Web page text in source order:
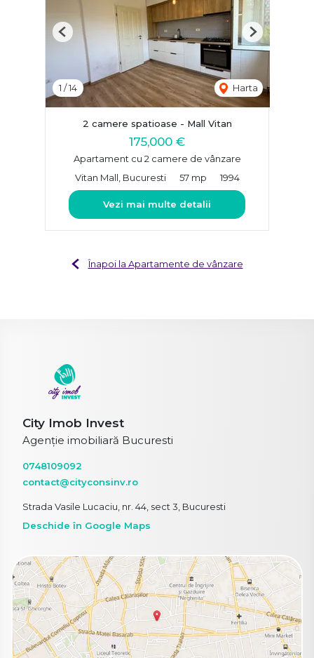
1 /14 Harta
Previous Next
2 camere spatioase - Mall Vitan
175,000 €
Apartament cu 2 camere de vânzare
Vitan Mall, Bucuresti
57 mp 1994
Vezi mai multe detalii
Înapoi la Apartamente de vânzare
City Imob Invest
Agenție imobiliară Bucuresti
0748109092
contact@cityconsinv.ro
Strada Vasile Lucaciu, nr. 44, sect 3, Bucuresti
Deschide în Google Maps